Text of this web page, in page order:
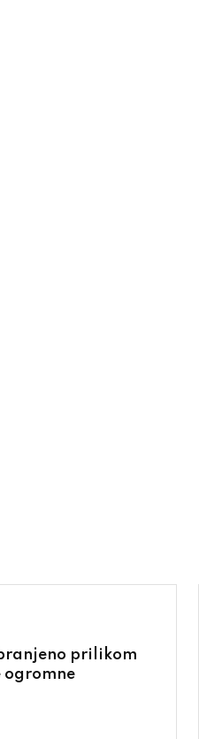
prilikom
ogromne